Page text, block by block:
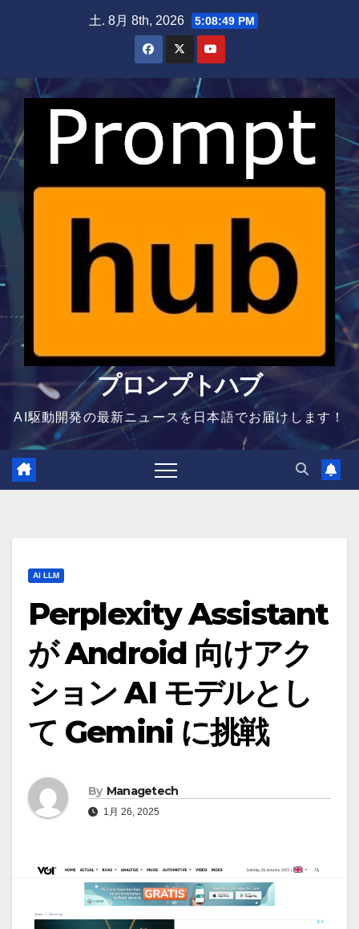
土. 8月 8th, 2026 5:08:50 PM
プロンプトハブ
AI駆動開発の最新ニュースを日本語でお届けします！
AI LLM
Perplexity Assistant
が Android 向けアク
ション AI モデルとし
て Gemini に挑戦
By Managetech
1月 26, 2025